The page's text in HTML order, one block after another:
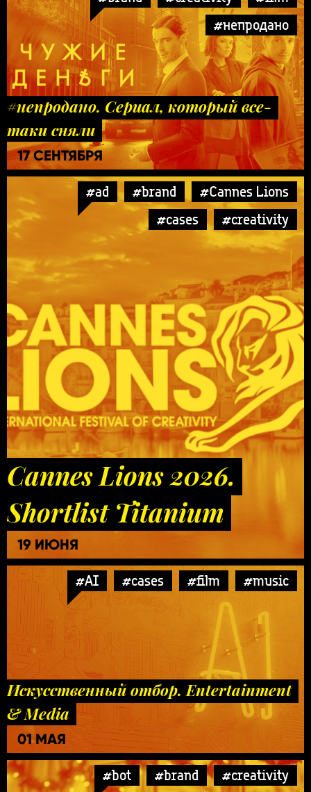
#непродано
#непродано. Сериал, который все-
таки сняли
17 СЕНТЯБРЯ
#ad #brand
#Cannes Lions
#cases
#creativity
Cannes Lions 2026.
Shortlist Titanium
19 ИЮНЯ
#AI #cases #film #music
Искусственный отбор. Entertainment
& Media
01 МАЯ
#bot #brand
#creativity